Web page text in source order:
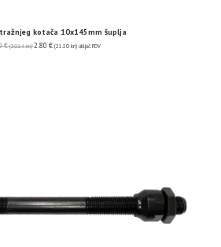
kotača 10x145mm šuplja
€ (30.14 kn) 2.80 € (21.10 kn) uključ. PDV